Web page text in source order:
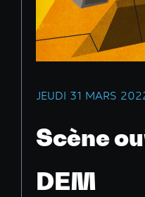
JEUDI 31 MARS
Scène
DEM